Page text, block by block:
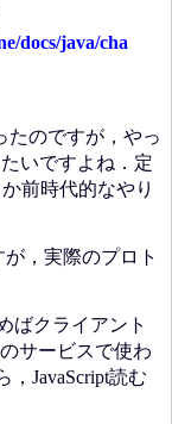
docs/java/cha
たのですが，やっ
いですよね．定
前時代的なやり
，実際のプロト
ばクライアント
サービスで使わ
JavaScript読む